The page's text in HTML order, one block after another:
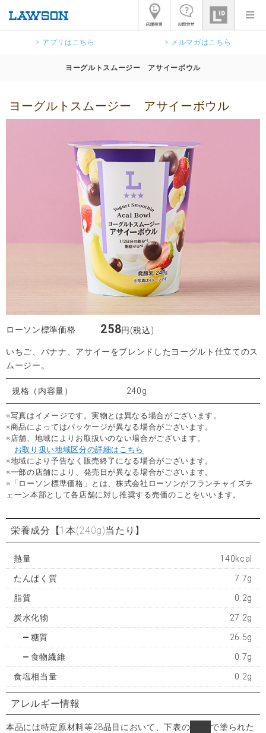
> アプリはこちら > メルマガはこちら
ヨーグルトスムージー アサイーボウル
ヨーグルトスムージー アサイーボウル
ローソン標準価格 258円(税込)
いちご、バナナ、アサイーをブレンドしたヨーグルト仕立てのス
ムージー。
規格（内容量） 240g
※写真はイメージです。実物とは異なる場合がございます。
※商品によってはパッケージが異なる場合がございます。
※店舗、地域によりお取扱いのない場合がございます。
お取り扱い地域区分の詳細はこちら
※地域により予告なく販売終了になる場合がございます。
※一部の店舗により、発売日が異なる場合がございます。
※「ローソン標準価格」とは、株式会社ローソンがフランチャイズチ
ェーン本部として各店舗に対し推奨する売価のことをいいます。
栄養成分 【1本(240g)当たり】
熱量 140kcal
たんぱく質 7.7g
脂質 0.2g
炭水化物 27.2g
糖質 26.5g
食物繊維 0.7g
食塩相当量 0.2g
アレルギー情報
本品には特定原材料等28品目において、下表の
で塗られた